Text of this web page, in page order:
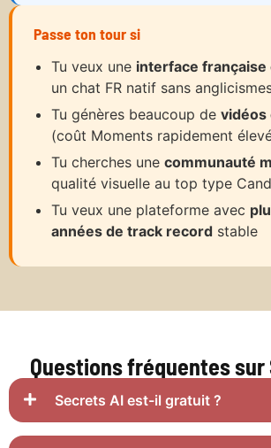
Passe ton tour si
Tu veux une interface française
un chat FR natif sans
Tu génères beaucoup de vidéos
(coût Moments rapidement
Tu cherches une communauté
qualité visuelle au top type
Tu veux une plateforme avec
années de track record stable
Questions fréquentes sur
Secrets AI est-il gratuit ?